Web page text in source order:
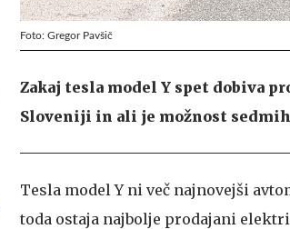
Foto: Gregor Pavšič
Zakaj tesla model Y spet dobiva
Sloveniji in ali je možnost sedmih
Tesla model Y ni več najnovejši
toda ostaja najbolje prodajani